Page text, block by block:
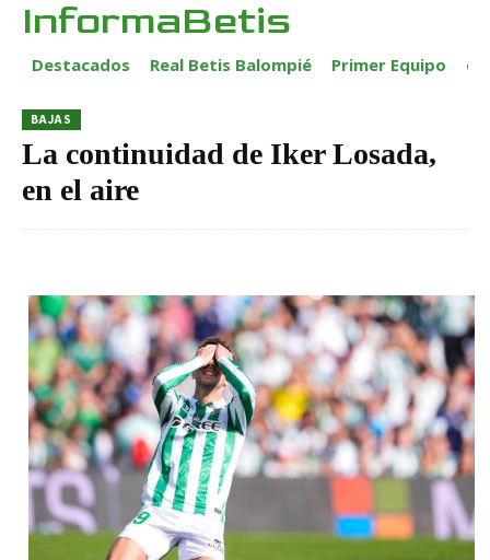
InformaBetis
Destacados Real Betis Balompié Primer Equipo
BAJAS
La continuidad de Iker Losada,
en el aire